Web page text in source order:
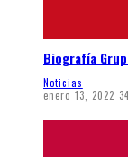
Biografía
Noticias
enero 13, 2022